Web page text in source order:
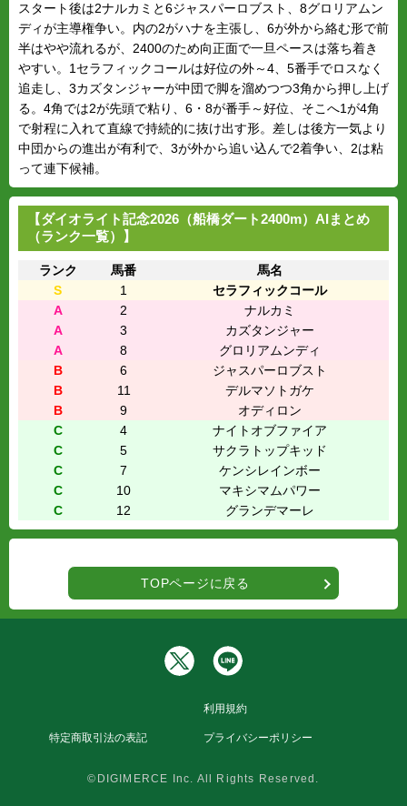
スタート後は2ナルカミと6ジャスパーロブスト、8グロリアムン
ディが主導権争い。内の2がハナを主張し、6が外から絡む形で前
半はやや流れるが、2400のため向正面で一旦ペースは落ち着き
やすい。1セラフィックコールは好位の外～4、5番手でロスなく
追走し、3カズタンジャーが中団で脚を溜めつつ3角から押し上げ
る。4角では2が先頭で粘り、6・8が番手～好位、そこへ1が4角
で射程に入れて直線で持続的に抜け出す形。差しは後方一気より
中団からの進出が有利で、3が外から追い込んで2着争い、2は粘
って連下候補。
【ダイオライト記念2026（船橋ダート2400m）AIまとめ
（ランク一覧）】
ランク 馬番
馬名
S
1
セラフィックコール
A
2
ナルカミ
A
3
カズタンジャー
A
8
グロリアムンディ
B
6
ジャスパーロブスト
B
11
デルマソトガケ
B
9
オディロン
C
4
ナイトオブファイア
C
5
サクラトップキッド
C
7
ケンシレインボー
C
10
マキシマムパワー
C
12 グランデマーレ
TOPページに戻る
利用規約
特定商取引法の表記 プライバシーポリシー
©DIGIMERCE Inc. All Rights Reserved.